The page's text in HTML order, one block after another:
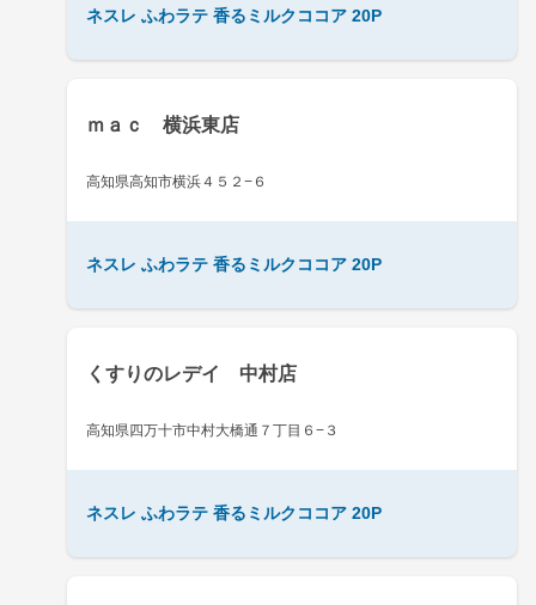
ネスレ ふわラテ 香るミルクココア 20P
ｍａｃ 横浜東店
高知県高知市横浜４５２−６
ネスレ ふわラテ 香るミルクココア 20P
くすりのレデイ 中村店
高知県四万十市中村大橋通７丁目６−３
ネスレ ふわラテ 香るミルクココア 20P